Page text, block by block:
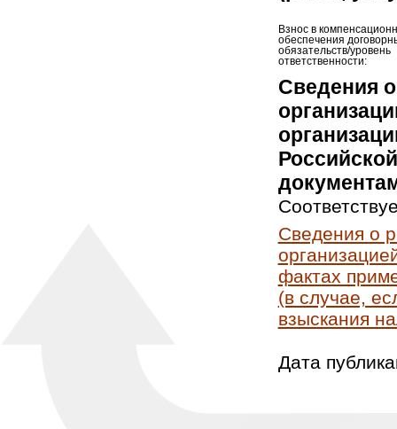
Взнос в
обеспечения
обязательств/уровень
ответственности:
Сведения
Сведения о
фактах
(в случае,
взыскания
Дата